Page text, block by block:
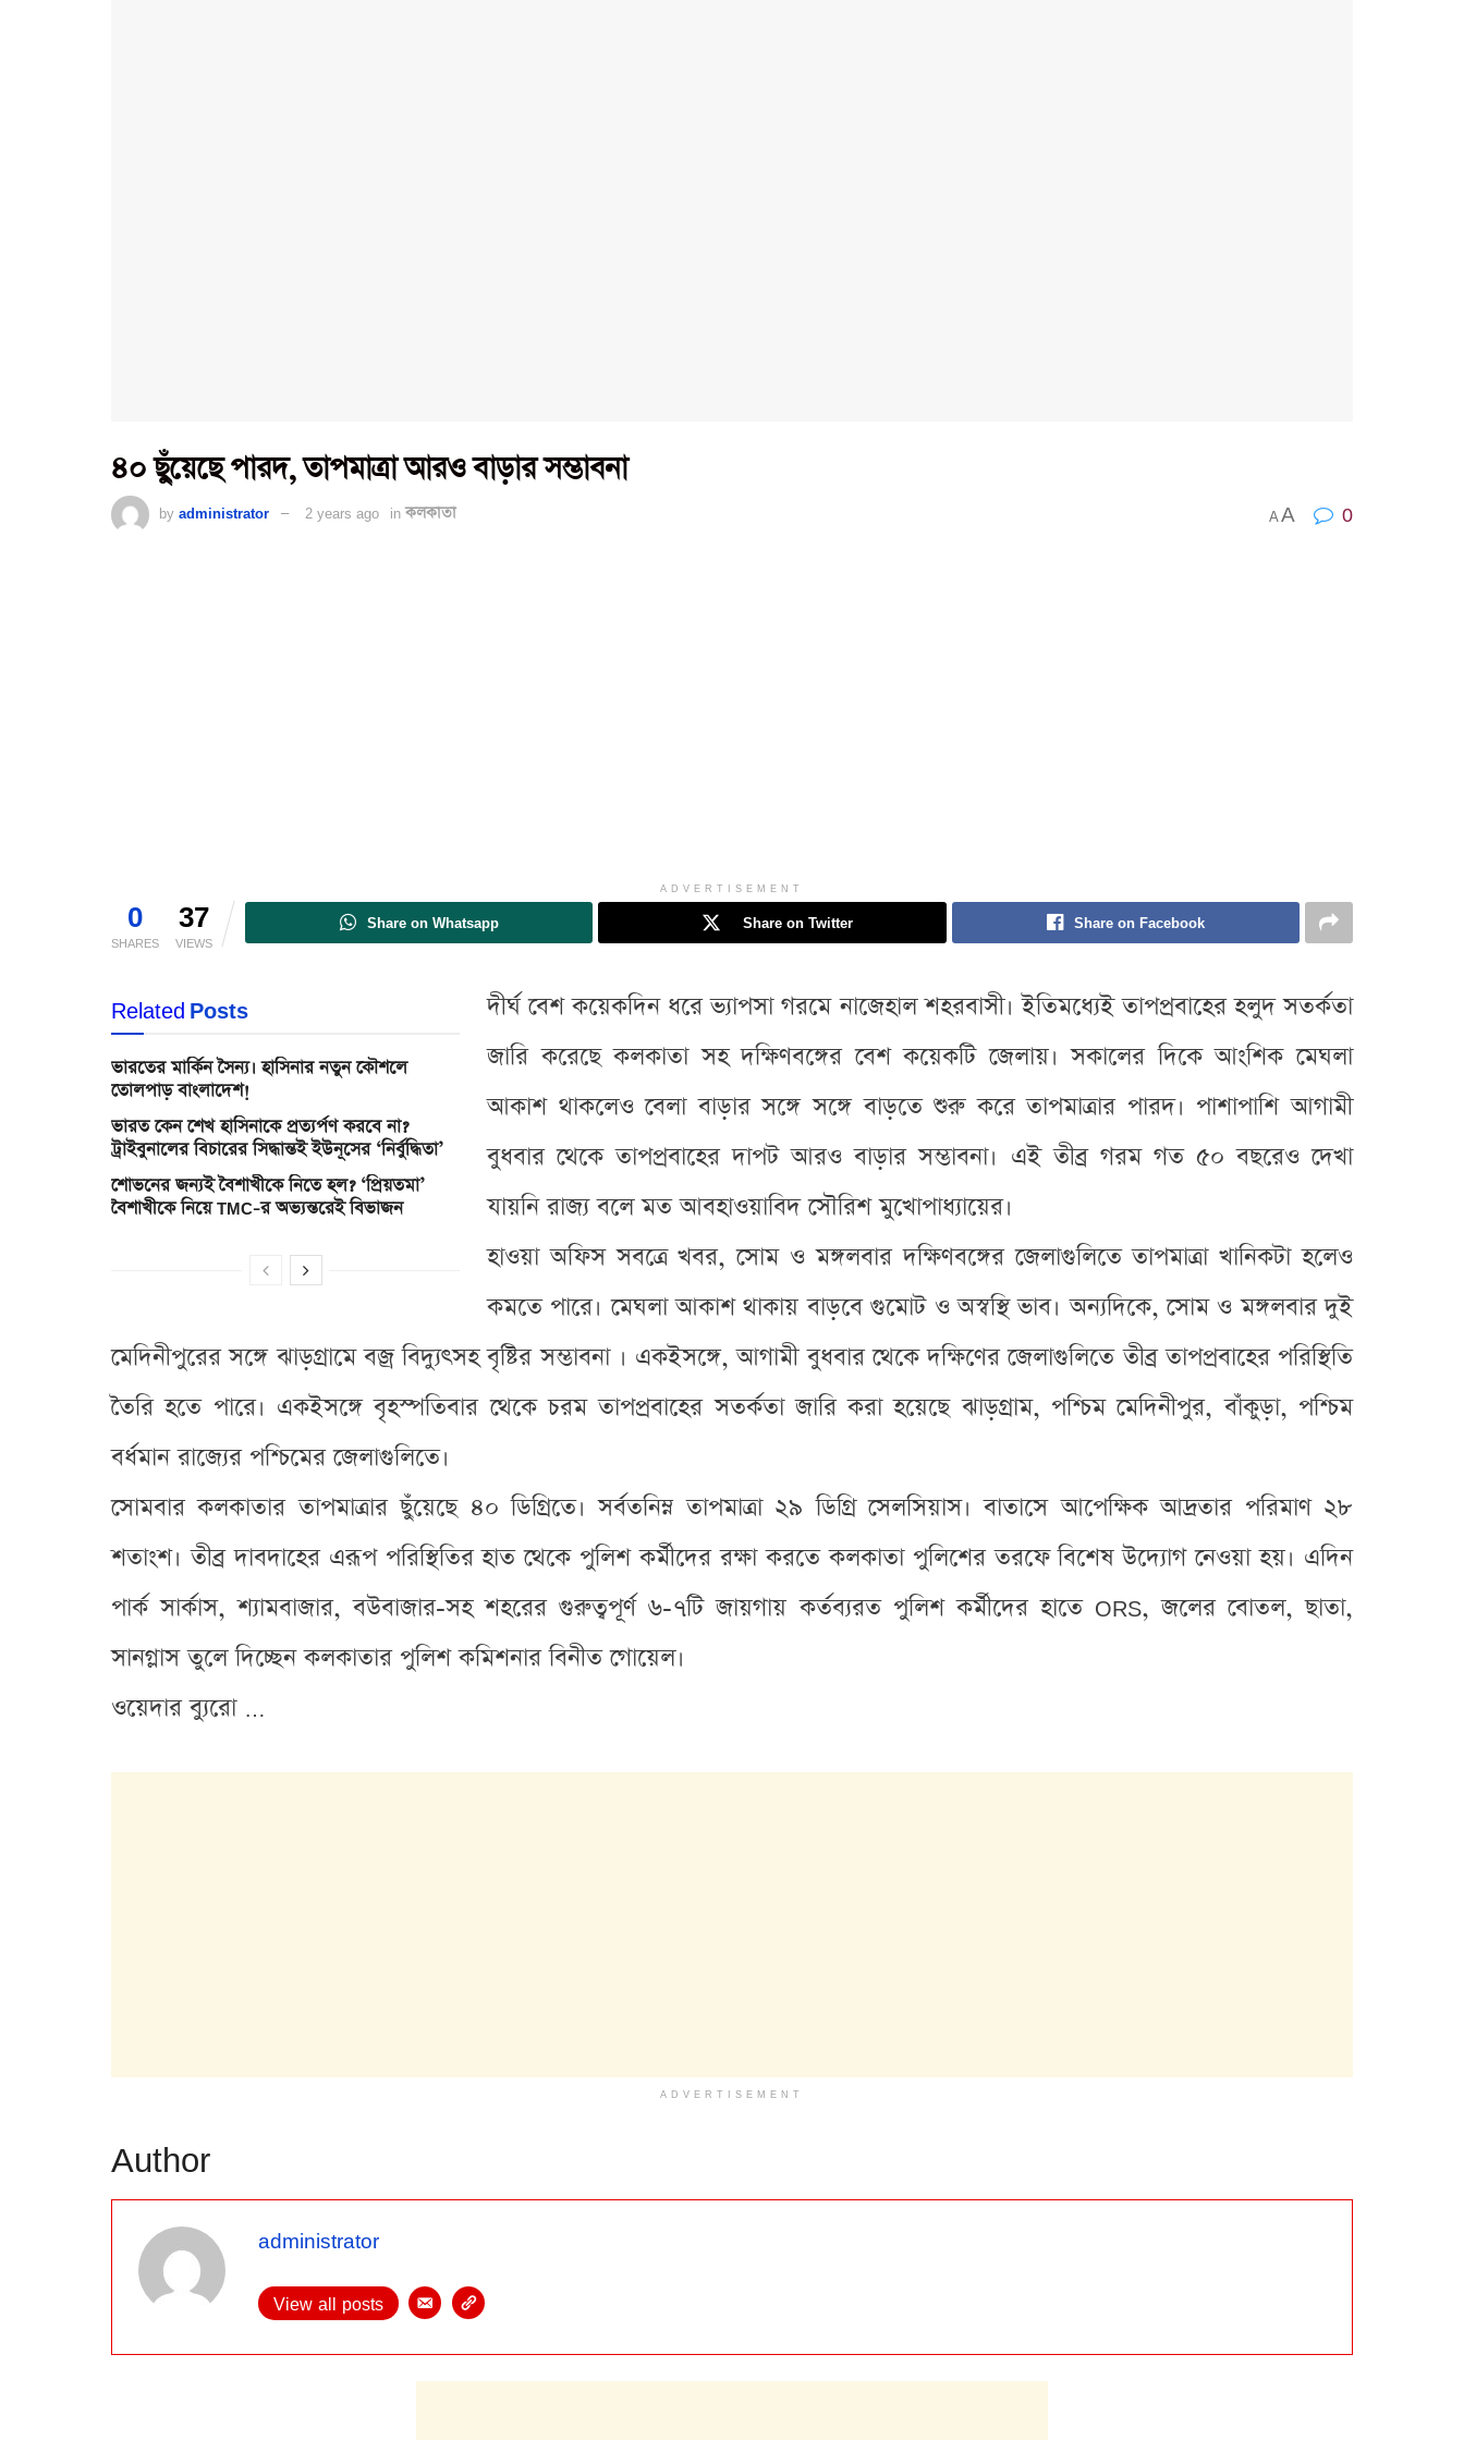
৪০ ছুঁয়েছে পারদ, তাপমাত্রা আরও বাড়ার সম্ভাবনা
by administrator 2 years ago in কলকাতা AA 0
ADVERTISEMENT
0
SHARES
37
VIEWS
Share on Whatsapp Share on Twitter Share on Facebook
RelatedPosts
ভারতের মার্কিন সৈন্য। হাসিনার নতুন কৌশলে
তোলপাড় বাংলাদেশ!
ভারত কেন শেখ হাসিনাকে প্রত্যর্পণ করবে না?
ট্রাইবুনালের বিচারের সিদ্ধান্তই ইউনূসের ‘নির্বুদ্ধিতা’
শোভনের জন্যই বৈশাখীকে নিতে হল? ‘প্রিয়তমা’
বৈশাখীকে নিয়ে TMC-র অভ্যন্তরেই বিভাজন
দীর্ঘ বেশ কয়েকদিন ধরে ভ্যাপসা গরমে নাজেহাল শহরবাসী। ইতিমধ্যেই তাপপ্রবাহের হলুদ সতর্কতা
জারি করেছে কলকাতা সহ দক্ষিণবঙ্গের বেশ কয়েকটি জেলায়। সকালের দিকে আংশিক মেঘলা
আকাশ থাকলেও বেলা বাড়ার সঙ্গে সঙ্গে বাড়তে শুরু করে তাপমাত্রার পারদ। পাশাপাশি আগামী
বুধবার থেকে তাপপ্রবাহের দাপট আরও বাড়ার সম্ভাবনা। এই তীব্র গরম গত ৫০ বছরেও দেখা
যায়নি রাজ্য বলে মত আবহাওয়াবিদ সৌরিশ মুখোপাধ্যায়ের।
হাওয়া অফিস সবত্রে খবর, সোম ও মঙ্গলবার দক্ষিণবঙ্গের জেলাগুলিতে তাপমাত্রা খানিকটা হলেও
কমতে পারে। মেঘলা আকাশ থাকায় বাড়বে গুমোট ও অস্বস্থি ভাব। অন্যদিকে, সোম ও মঙ্গলবার দুই
মেদিনীপুরের সঙ্গে ঝাড়গ্রামে বজ্র বিদ্যুৎসহ বৃষ্টির সম্ভাবনা । একইসঙ্গে, আগামী বুধবার থেকে দক্ষিণের জেলাগুলিতে তীব্র তাপপ্রবাহের পরিস্থিতি
তৈরি হতে পারে। একইসঙ্গে বৃহস্পতিবার থেকে চরম তাপপ্রবাহের সতর্কতা জারি করা হয়েছে ঝাড়গ্রাম, পশ্চিম মেদিনীপুর, বাঁকুড়া, পশ্চিম
বর্ধমান রাজ্যের পশ্চিমের জেলাগুলিতে।
সোমবার কলকাতার তাপমাত্রার ছুঁয়েছে ৪০ ডিগ্রিতে। সর্বতনিম্ন তাপমাত্রা ২৯ ডিগ্রি সেলসিয়াস। বাতাসে আপেক্ষিক আদ্রতার পরিমাণ ২৮
শতাংশ। তীব্র দাবদাহের এরূপ পরিস্থিতির হাত থেকে পুলিশ কর্মীদের রক্ষা করতে কলকাতা পুলিশের তরফে বিশেষ উদ্যোগ নেওয়া হয়। এদিন
পার্ক সার্কাস, শ্যামবাজার, বউবাজার-সহ শহরের গুরুত্বপূর্ণ ৬-৭টি জায়গায় কর্তব্যরত পুলিশ কর্মীদের হাতে ORS, জলের বোতল, ছাতা,
সানগ্লাস তুলে দিচ্ছেন কলকাতার পুলিশ কমিশনার বিনীত গোয়েল।
ওয়েদার ব্যুরো …
ADVERTISEMENT
Author
administrator
View all posts